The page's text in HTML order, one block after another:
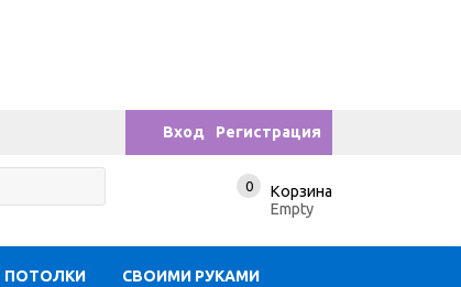
Вход Регистрация
0
Корзина
Empty
ПОТОЛКИ СВОИМИ РУКАМИ